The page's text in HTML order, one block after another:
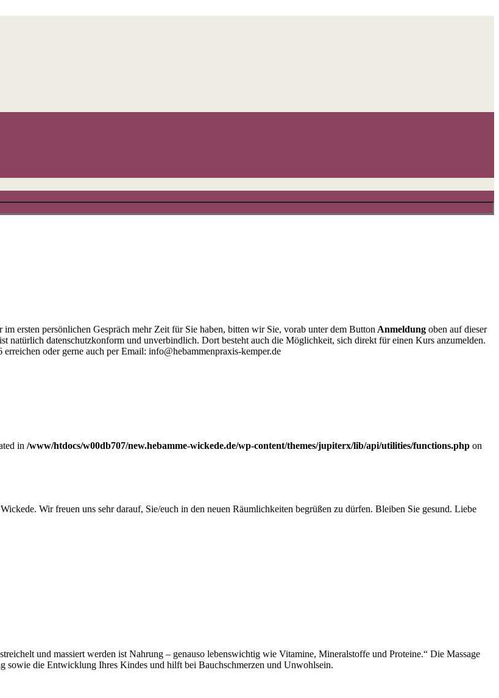
ersten persönlichen Gespräch mehr Zeit für Sie haben, bitten wir Sie, vorab unter dem Button Anmeldung oben auf dieser
natürlich datenschutzkonform und unverbindlich. Dort besteht auch die Möglichkeit, sich direkt für einen Kurs anzumelden.
oder gerne auch per Email: info@hebammenpraxis-kemper.de
in /www/htdocs/w00db707/new.hebamme-wickede.de/wp-content/themes/jupiterx/lib/api/utilities/functions.php on
Wir freuen uns sehr darauf, Sie/euch in den neuen Räumlichkeiten begrüßen zu dürfen. Bleiben Sie gesund. Liebe
und massiert werden ist Nahrung – genauso lebenswichtig wie Vitamine, Mineralstoffe und Proteine.“ Die Massage
die Entwicklung Ihres Kindes und hilft bei Bauchschmerzen und Unwohlsein.